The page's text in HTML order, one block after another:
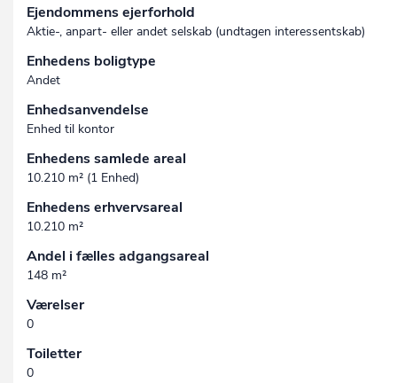
Ejendommens ejerforhold
Aktie-, anpart- eller andet selskab (undtagen interessent­skab)
Enhedens boligtype
Andet
Enhedsanvendelse
Enhed til kontor
Enhedens samlede areal
10.210 m² (1 Enhed)
Enhedens erhvervsareal
10.210 m²
Andel i fælles adgangsareal
148 m²
Værelser
0
Toiletter
0